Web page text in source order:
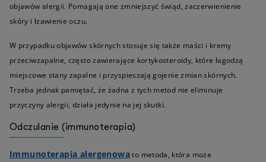
objawów alergii. Pomagają one zmniejszyć świąd, zaczerwienienie
skóry i łzawienie oczu.
W przypadku objawów skórnych stosuje się także maści i kremy
przeciwzapalne, często zawierające kortykosteroidy, które łagodzą
miejscowe stany zapalne i przyspieszają gojenie zmian skórnych.
Trzeba jednak pamiętać, że żadna z tych metod nie eliminuje
przyczyny alergii, działa jedynie na jej skutki.
Odczulanie (immunoterapia)
Immunoterapia alergenowato metoda, która może